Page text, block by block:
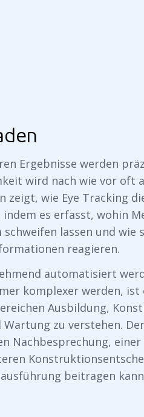
Ergebnisse werden
wird nach wie vor oft
zeigt, wie Eye Tracking
es erfasst, wohin
lassen und
reagieren.
automatisiert
komplexer werden,
Ausbildung,
zu verstehen.
Nachbesprechung,
beitragen